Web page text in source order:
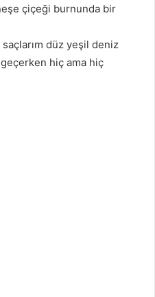
çiçeği burnunda bir
düz yeşil deniz
hiç ama hiç